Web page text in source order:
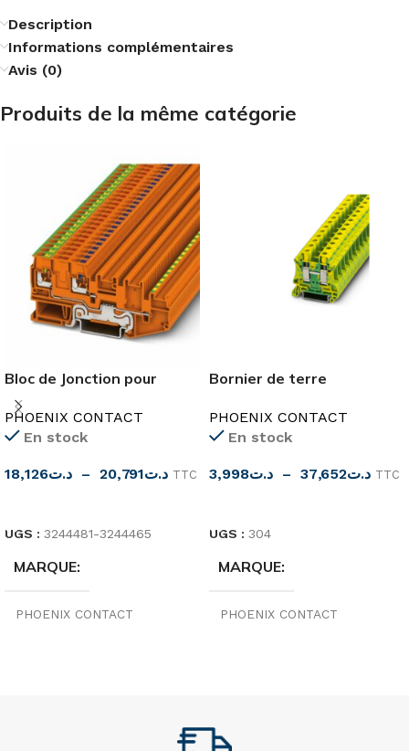
Description
Informations complémentaires
Avis (0)
Produits de la même catégorie
Bloc de Jonction pour
Capteurs/Actionneurs
PHOENIX CONTACT
En stock
د.ت18,126 – د.ت20,791
TTC
UGS : 3244481-3244465
MARQUE
PHOENIX CONTACT
Bornier de terre
PHOENIX CONTACT
En stock
د.ت3,998 – د.ت37,652
TTC
UGS : 304
MARQUE
PHOENIX CONTACT